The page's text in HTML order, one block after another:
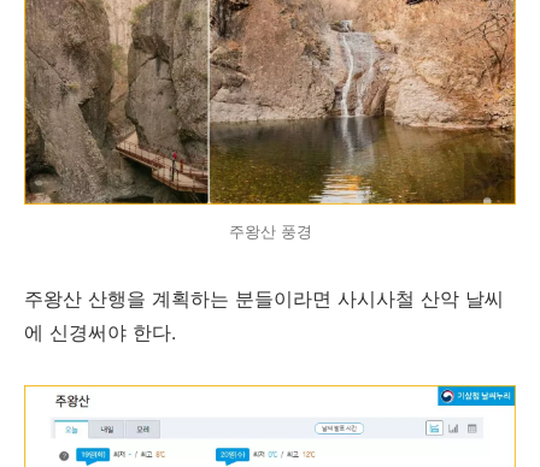
주왕산 풍경
주왕산 산행을 계획하는 분들이라면 사시사철 산악 날씨
에 신경써야 한다.